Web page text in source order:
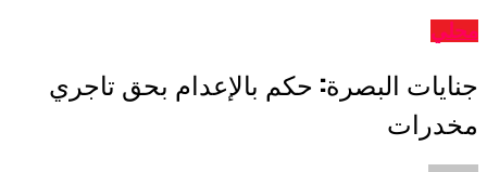
محلي
جنايات البصرة: حكم بالإعدام بحق تاجري
مخدرات